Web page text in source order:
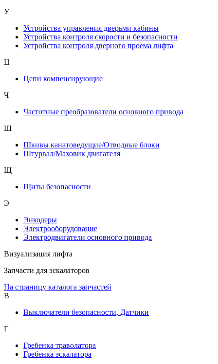
У
Устройства управления дверьми кабины
Устройства контроля скорости и безопасности
Устройства контроля дверного проема лифта
Ц
Цепи компенсирующие
Ч
Частотные преобразователи основного привода
Ш
Шкивы канатоведущие/Отводные блоки
Штурвал/Маховик двигателя
Щ
Щиты безопасности
Э
Энкодеры
Электрооборудование
Электродвигатели основного привода
Визуализация лифта
Запчасти для эскалаторов
На страницу каталога запчастей
В
Выключатели безопасности, Датчики
Г
Гребенка траволатора
Гребенка эскалатора